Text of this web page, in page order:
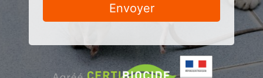
Envoyer